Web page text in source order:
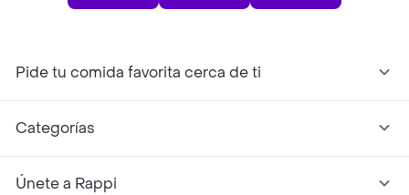
Pide tu comida favorita cerca de ti
Categorías
Únete a Rappi